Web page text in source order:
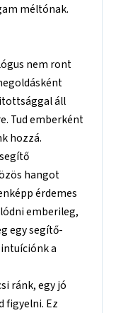
méltónak.
nem ront
áll
Tud emberként
hozzá.
hangot
érdemes
emberileg,
egy segítő-
a
ránk, egy jó
figyelni. Ez